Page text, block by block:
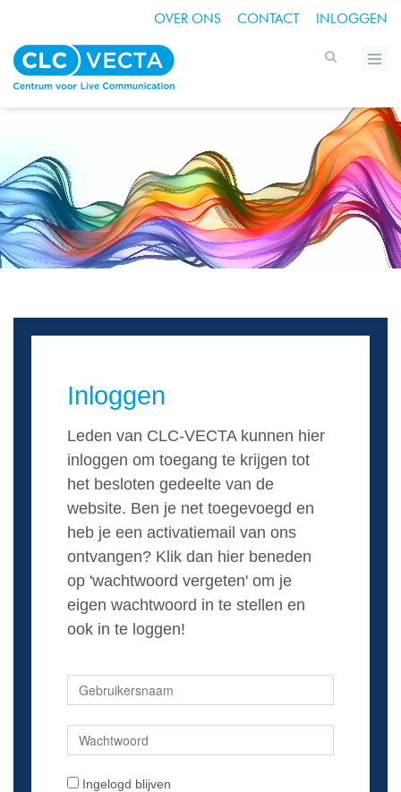
OVER ONS CONTACT INLOGGEN
Inloggen
Leden van CLC-VECTA kunnen hier
inloggen om toegang te krijgen tot
het besloten gedeelte van de
website. Ben je net toegevoegd en
heb je een activatiemail van ons
ontvangen? Klik dan hier beneden
op 'wachtwoord vergeten' om je
eigen wachtwoord in te stellen en
ook in te loggen!
Ingelogd blijven